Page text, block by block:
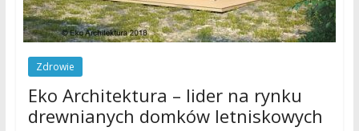
Zdrowie
Eko Architektura – lider na rynku
drewnianych domków letniskowych